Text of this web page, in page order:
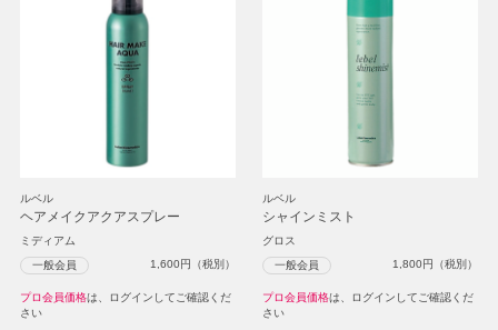
ルベル
ヘアメイクアクアスプレー
ミディアム
一般会員 1,600円（税別）
プロ会員価格は、ログインしてご確認くだ
さい
ルベル
シャインミスト
グロス
一般会員 1,800円（税別）
プロ会員価格は、ログインしてご確認くだ
さい